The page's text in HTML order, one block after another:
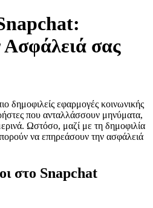
σας
δημοφιλείς εφαρμογές κοινωνικής
που ανταλλάσσουν μηνύματα,
Ωστόσο, μαζί με τη δημοφιλία
να επηρεάσουν την ασφάλειά
στο Snapchat